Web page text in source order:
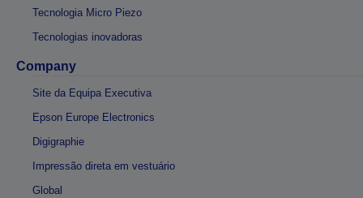
Tecnologia Micro Piezo
Tecnologias inovadoras
Company
Site da Equipa Executiva
Epson Europe Electronics
Digigraphie
Impressão direta em vestuário
Global